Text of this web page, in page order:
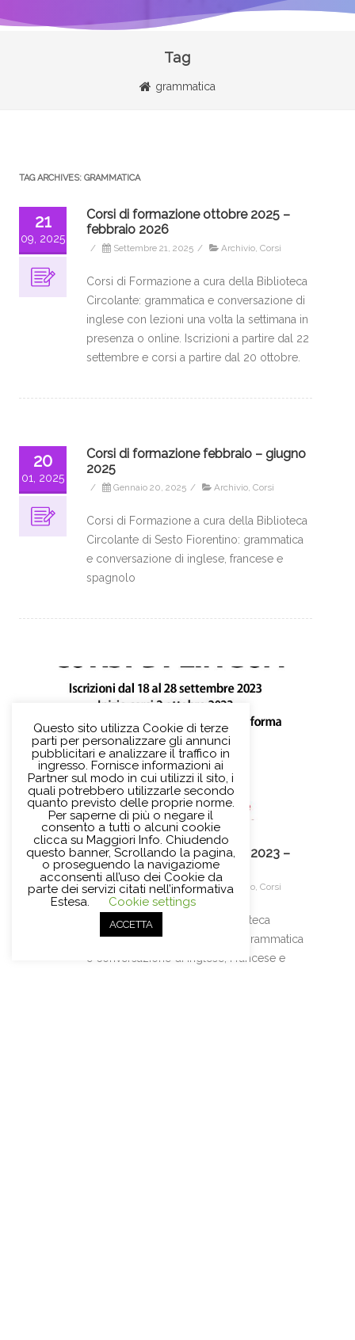
Tag
grammatica
TAG ARCHIVES: GRAMMATICA
21
09, 2025
Corsi di formazione ottobre 2025 –
febbraio 2026
/ Settembre 21, 2025 / Archivio, Corsi
Corsi di Formazione a cura della Biblioteca
Circolante: grammatica e conversazione di
inglese con lezioni una volta la settimana in
presenza o online. Iscrizioni a partire dal 22
settembre e corsi a partire dal 20 ottobre.
20
01, 2025
Corsi di formazione febbraio – giugno
2025
/ Gennaio 20, 2025 / Archivio, Corsi
Corsi di Formazione a cura della Biblioteca
Circolante di Sesto Fiorentino: grammatica
e conversazione di inglese, francese e
spagnolo
14
09,
2023
Corsi di formazione ottobre 2023 –
gennaio 2024
/ Settembre 14, 2023 / Archivio, Corsi
Corsi di formazione della Biblioteca
Circolante di Sesto Fiorentino: grammatica
e conversazione di Inglese, Francese e
Questo sito utilizza Cookie di terze
parti per personalizzare gli annunci
pubblicitari e analizzare il traffico in
ingresso. Fornisce informazioni ai
Partner sul modo in cui utilizzi il sito, i
quali potrebbero utilizzarle secondo
quanto previsto delle proprie norme.
Per saperne di più o negare il
consento a tutti o alcuni cookie
clicca su Maggiori Info. Chiudendo
questo banner, Scrollando la pagina,
o proseguendo la navigaziome
acconsenti all’uso dei Cookie da
parte dei servizi citati nell’informativa
Estesa.
Cookie settings
ACCETTA